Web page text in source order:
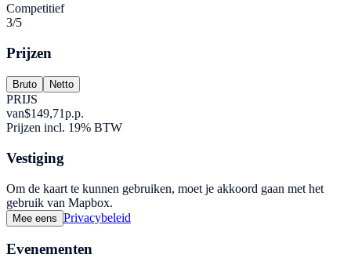
Competitief
3/5
Prijzen
Bruto Netto
PRIJS
van$149,71p.p.
Prijzen incl. 19% BTW
Vestiging
Om de kaart te kunnen gebruiken, moet je akkoord gaan met het
gebruik van Mapbox.
Mee eens Privacybeleid
Evenementen